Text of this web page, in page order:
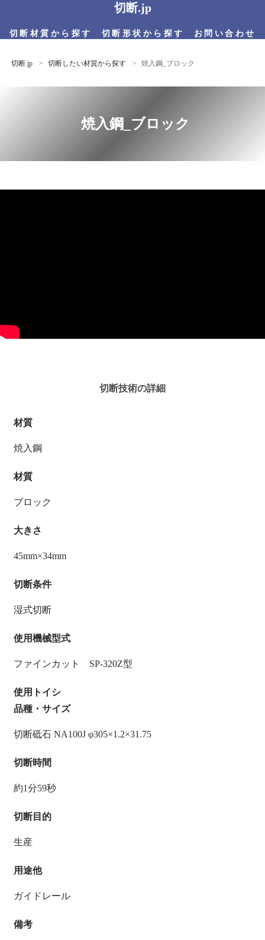
切断.jp
切断材質から探す 切断形状から探す お問い合わせ
切断.jp 切断したい材質から探す 焼入鋼_ブロック
焼入鋼_ブロック
切断技術の詳細
材質
焼入鋼
材質
ブロック
大きさ
45mm×34mm
切断条件
湿式切断
使用機械型式
ファインカット SP-320Z型
使用トイシ
品種・サイズ
切断砥石 NA100J φ305×1.2×31.75
切断時間
約1分59秒
切断目的
生産
用途他
ガイドレール
備考